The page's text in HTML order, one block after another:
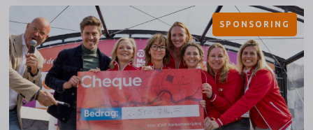
sport, kunst & cultuur, entertainment, media,
esports & gaming en maatschappij kwamen bijeen
voor de uitreiking van de belangrijkste vakprijzen
binnen het Nederlandse sponsorvakgebied.
SPONSORING